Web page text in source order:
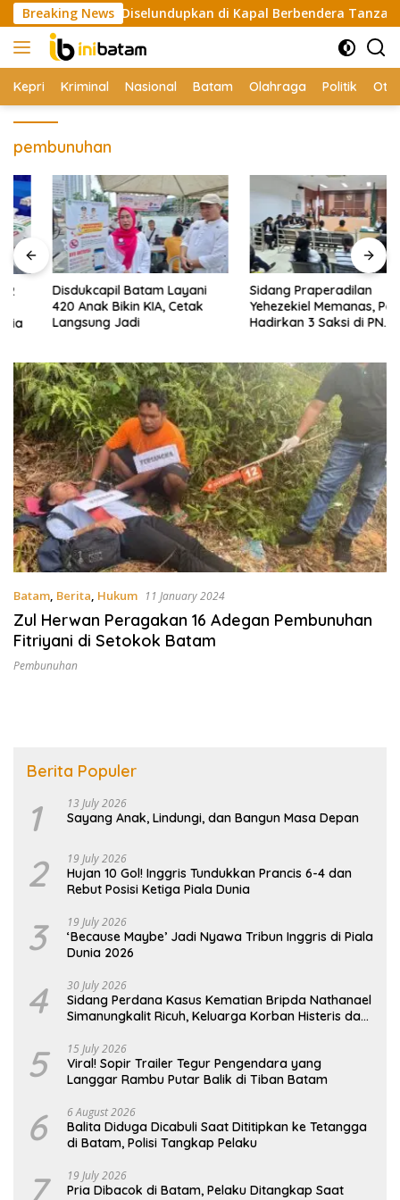
Skip
to
content
Breaking News
Rp2 Triliun Diselundupkan di Kapal Berbendera Tanzania
Kepri Kriminal Nasional Batam Olahraga Politik
pembunuhan
Disdukcapil Batam Layani
420 Anak Bikin KIA, Cetak
Langsung Jadi
Sidang Praperadilan
Yehezekiel Memanas, Polisi
Hadirkan 3 Saksi di PN
Batam, Berita, Hukum 11 January 2024
Zul Herwan Peragakan 16 Adegan Pembunuhan
Fitriyani di Setokok Batam
Pembunuhan
Berita Populer
1 13 July 2026
Sayang Anak, Lindungi, dan Bangun Masa Depan
2 19 July 2026
Hujan 10 Gol! Inggris Tundukkan Prancis 6-4 dan
Rebut Posisi Ketiga Piala Dunia
3 19 July 2026
‘Because Maybe’ Jadi Nyawa Tribun Inggris di Piala
Dunia 2026
4 30 July 2026
Sidang Perdana Kasus Kematian Bripda Nathanael
Simanungkalit Ricuh, Keluarga Korban Histeris dan
5 15 July 2026
Viral! Sopir Trailer Tegur Pengendara yang
Langgar Rambu Putar Balik di Tiban Batam
6 6 August 2026
Balita Diduga Dicabuli Saat Dititipkan ke Tetangga
di Batam, Polisi Tangkap Pelaku
7 19 July 2026
Pria Dibacok di Batam, Pelaku Ditangkap Saat